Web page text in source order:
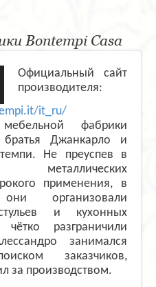
Bontempi Casa
Официальный сайт
производителя:
it_ru/
фабрики
Джанкарло и
Не преуспев в
металлических
применения, в
организовали
и кухонных
разграничили
занимался
заказчиков,
за производством.